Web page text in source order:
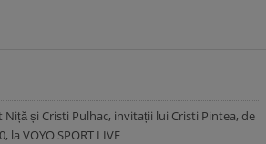
Niță și Cristi Pulhac, invitații lui Cristi Pintea, de
la VOYO SPORT LIVE